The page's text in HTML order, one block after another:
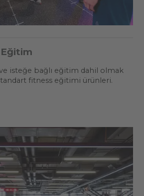
ve isteğe bağlı eğitim dahil olmak
fitness eğitimi ürünleri.